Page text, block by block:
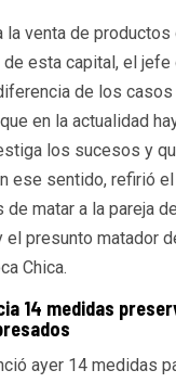
la venta de productos
esta capital, el jefe
de los
en la actualidad
los sucesos y
ese sentido, refirió
de matar a la pareja
el presunto matador
Chica.
14 medidas
ayer 14 medidas